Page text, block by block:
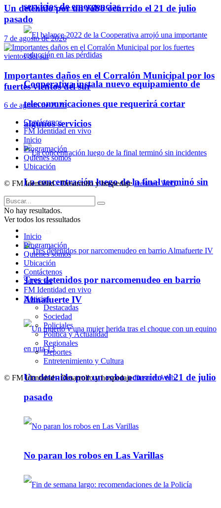
servicios de emergencias
Cooperativa instala nuevo equipamiento de
telecomunicaciones que requerirá cortar
algunos servicios
La concentración luego de la final terminó sin
incidentes
Tres detenidos por narcomenudeo en barrio
Almafuerte IV
Un detenido por un robo ocurrido el 21 de julio
pasado
No paran los robos en Las Varillas
Un detenido por un robo ocurrido el 21 de julio
pasado
7 de agosto de 2026
Importantes daños en el Corralón Municipal por los
fuertes vientos del sur
6 de agosto de 2026
Contáctenos
FM Identidad en vivo
Inicio
Programación
Quienes somos
Ubicación
© FM Identidad - Desarrollo y hospedajeDesatec Web.
No hay resultados.
Ver todos los ressultados
Inicio
Programación
Quienes somos
Ubicación
Contáctenos
Servicios
FM Identidad en vivo
Noticias
Destacadas
Sociedad
Policiales
Política y Actualidad
Regionales
Deportes
Entretenimiento y Cultura
© FM Identidad - Desarrollo y hospedajeDesatec Web.